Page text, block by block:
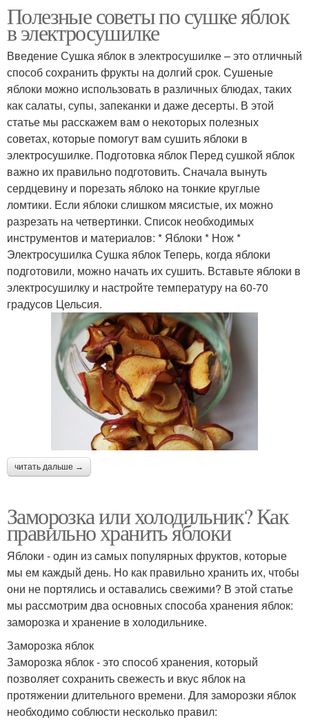
Полезные советы по сушке яблок
в электросушилке
Введение Сушка яблок в электросушилке – это отличный
способ сохранить фрукты на долгий срок. Сушеные
яблоки можно использовать в различных блюдах, таких
как салаты, супы, запеканки и даже десерты. В этой
статье мы расскажем вам о некоторых полезных
советах, которые помогут вам сушить яблоки в
электросушилке. Подготовка яблок Перед сушкой яблок
важно их правильно подготовить. Сначала вынуть
сердцевину и порезать яблоко на тонкие круглые
ломтики. Если яблоки слишком мясистые, их можно
разрезать на четвертинки. Список необходимых
инструментов и материалов: * Яблоки * Нож *
Электросушилка Сушка яблок Теперь, когда яблоки
подготовили, можно начать их сушить. Вставьте яблоки в
электросушилку и настройте температуру на 60-70
градусов Цельсия.
читать дальше →
Заморозка или холодильник? Как
правильно хранить яблоки
Яблоки - один из самых популярных фруктов, которые
мы ем каждый день. Но как правильно хранить их, чтобы
они не портялись и оставались свежими? В этой статье
мы рассмотрим два основных способа хранения яблок:
заморозка и хранение в холодильнике.
Заморозка яблок
Заморозка яблок - это способ хранения, который
позволяет сохранить свежесть и вкус яблок на
протяжении длительного времени. Для заморозки яблок
необходимо соблюсти несколько правил: